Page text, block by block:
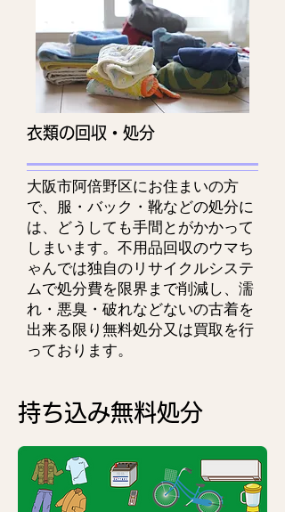
衣類の回収・処分
大阪市阿倍野区にお住まいの方
で、服・バック・靴などの処分に
は、どうしても手間とがかかって
しまいます。不用品回収のウマち
ゃんでは独自のリサイクルシステ
ムで処分費を限界まで削減し、濡
れ・悪臭・破れなどないの古着を
出来る限り無料処分又は買取を行
っております。
持ち込み無料処分